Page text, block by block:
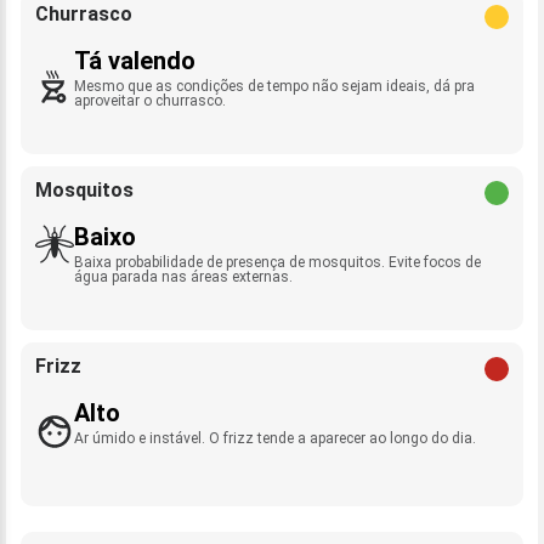
Churrasco
Tá valendo
Mesmo que as condições de tempo não sejam ideais, dá pra
aproveitar o churrasco.
Mosquitos
Baixo
Baixa probabilidade de presença de mosquitos. Evite focos de
água parada nas áreas externas.
Frizz
Alto
Ar úmido e instável. O frizz tende a aparecer ao longo do dia.